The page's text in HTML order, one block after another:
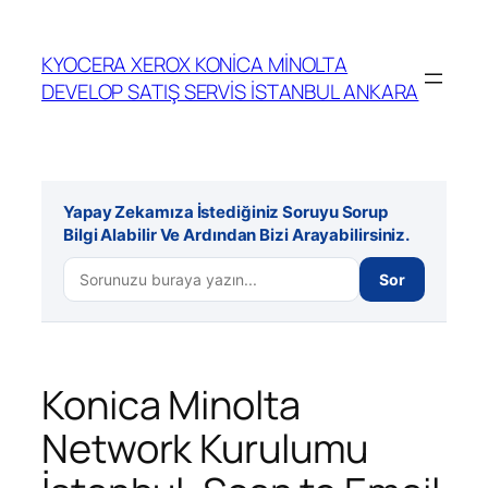
KYOCERA XEROX KONİCA MİNOLTA
DEVELOP SATIŞ SERVİS İSTANBUL ANKARA
Yapay Zekamıza İstediğiniz Soruyu Sorup
Bilgi Alabilir Ve Ardından Bizi Arayabilirsiniz.
Sor
Konica Minolta
Network Kurulumu